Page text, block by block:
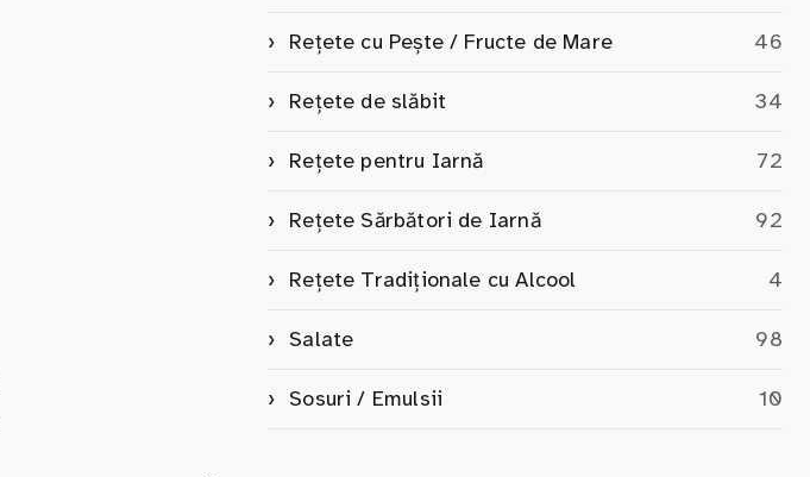
Rețete cu Pește / Fructe de Mare 46
Rețete de slăbit 34
Rețete pentru Iarnă 72
Rețete Sărbători de Iarnă 92
Rețete Tradiționale cu Alcool 4
Salate 98
Sosuri / Emulsii 10